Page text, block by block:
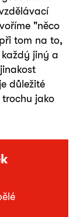
"něco
tom na to,
každý jiný a
důležité
jako